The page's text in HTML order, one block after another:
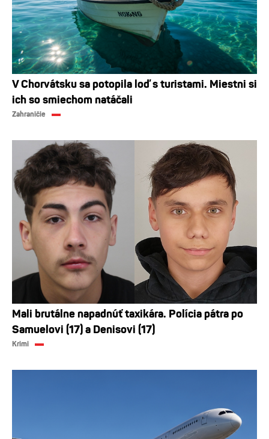
V Chorvátsku sa potopila loď s turistami. Miestni si
ich so smiechom natáčali
Zahraničie
Mali brutálne napadnúť taxikára. Polícia pátra po
Samuelovi (17) a Denisovi (17)
Krimi